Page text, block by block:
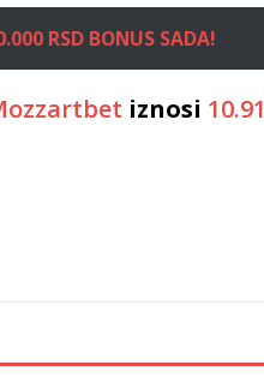
RSD BONUS SADA!
iznosi 10.91